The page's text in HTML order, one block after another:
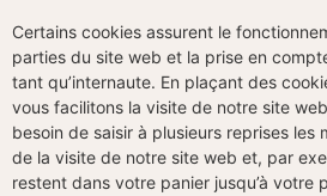
Certains cookies assurent le
parties du site web et la prise en
tant qu’internaute. En plaçant des
vous facilitons la visite de notre site
besoin de saisir à plusieurs reprises les
de la visite de notre site web et, par
restent dans votre panier jusqu’à votre